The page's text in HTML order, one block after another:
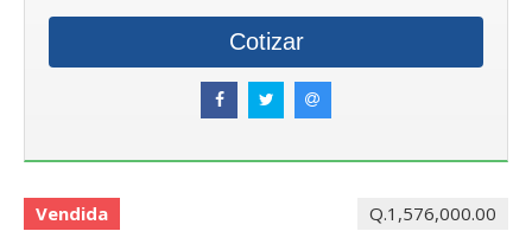
Cotizar
Vendida Q.1,576,000.00